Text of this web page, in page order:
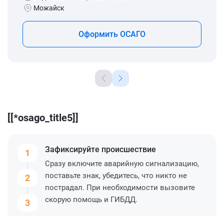
Можайск
Оформить ОСАГО
[[*osago_title5]]
1
2
3
Зафиксируйте происшествие
Сразу включите аварийную сигнализацию,
поставьте знак, убедитесь, что никто не
пострадал. При необходимости вызовите
скорую помощь и ГИБДД.